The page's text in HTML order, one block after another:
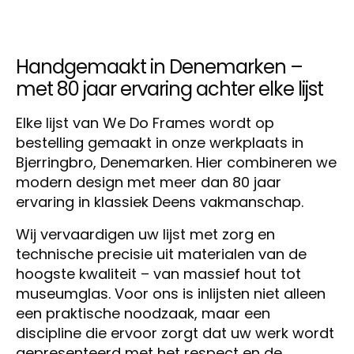
Handgemaakt in Denemarken –
met 80 jaar ervaring achter elke lijst
Elke lijst van We Do Frames wordt op
bestelling gemaakt in onze werkplaats in
Bjerringbro, Denemarken. Hier combineren we
modern design met meer dan 80 jaar
ervaring in klassiek Deens vakmanschap.
Wij vervaardigen uw lijst met zorg en
technische precisie uit materialen van de
hoogste kwaliteit – van massief hout tot
museumglas. Voor ons is inlijsten niet alleen
een praktische noodzaak, maar een
discipline die ervoor zorgt dat uw werk wordt